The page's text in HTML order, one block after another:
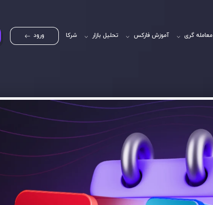
معامله گری آموزش فارکس تحلیل بازار شرکا ورود